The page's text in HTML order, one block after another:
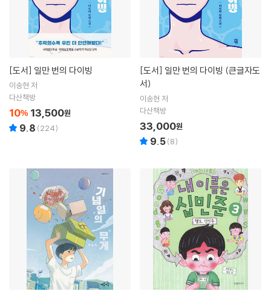
[도서] 일만 번의 다이빙
이송현 저
다산책방
10% 13,500원
9.8 (224)
[도서]
서)
이송현 저
다산책방
33,000원
9.5(8)